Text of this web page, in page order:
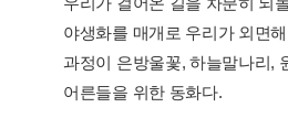
야생화를 매개로 우리가 외면
과정이 은방울꽃, 하늘말나리,
어른들을 위한 동화다.